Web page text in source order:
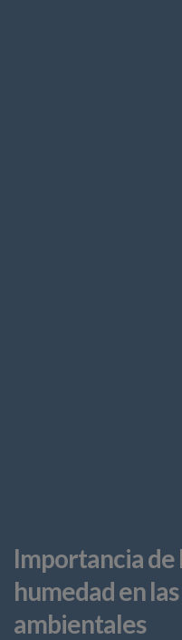
Importancia de
humedad en
ambientales